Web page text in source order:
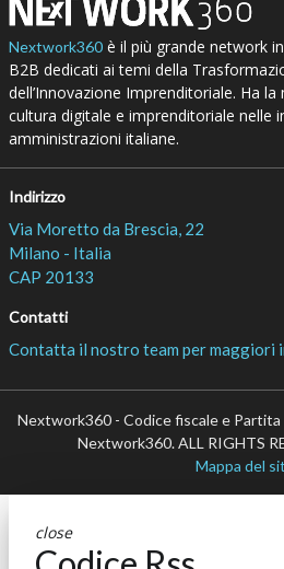
Nextwork360è il più grande network
B2B dedicati ai temi della
dell’Innovazione Imprenditoriale. Ha
cultura digitale e imprenditoriale nelle
amministrazioni italiane.
Indirizzo
Via Moretto da Brescia, 22
Milano - Italia
CAP 20133
Contatti
Contatta il nostro team per maggiori
Nextwork360 - Codice fiscale e
Nextwork360. ALL RIGHTS
Mappa del
close